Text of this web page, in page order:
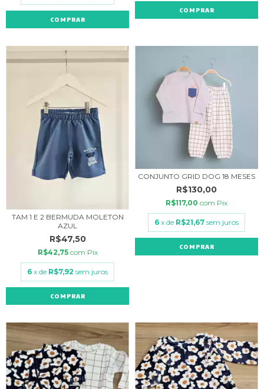
TAM 1 E 2 BERMUDA MOLETON
AZUL
R$47,50
R$42,75 com Pix
6 x de R$7,92 sem juros
COMPRAR
CONJUNTO GRID DOG 18 MESES
R$130,00
R$117,00 com Pix
6 x de R$21,67 sem juros
COMPRAR